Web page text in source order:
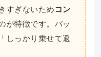
すぎないため コン
が特徴です。バッ
しっかり乗せて返